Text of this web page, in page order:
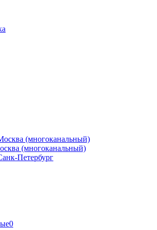
(многоканальный)
(многоканальный)
Петербург
0